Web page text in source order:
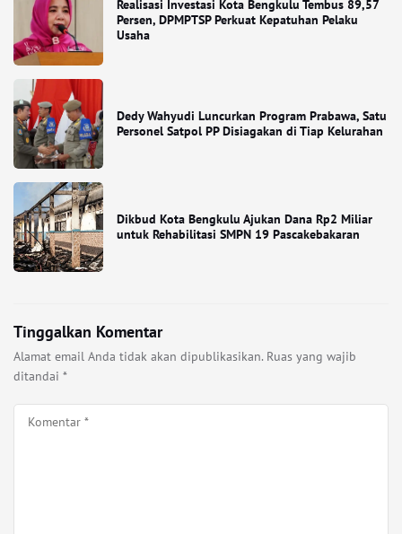
Realisasi Investasi Kota Bengkulu Tembus 89,57
Persen, DPMPTSP Perkuat Kepatuhan Pelaku
Usaha
Dedy Wahyudi Luncurkan Program Prabawa, Satu
Personel Satpol PP Disiagakan di Tiap Kelurahan
Dikbud Kota Bengkulu Ajukan Dana Rp2 Miliar
untuk Rehabilitasi SMPN 19 Pascakebakaran
Tinggalkan Komentar
Alamat email Anda tidak akan dipublikasikan. Ruas yang wajib
ditandai *